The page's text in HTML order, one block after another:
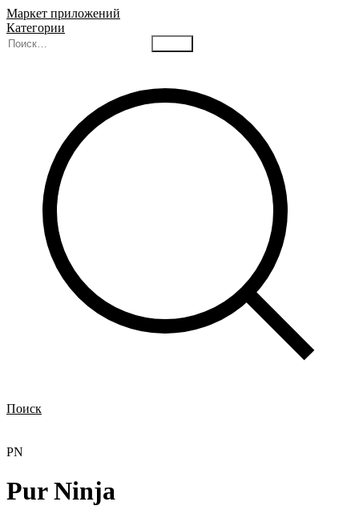
Маркет приложений
Категории
Поиск
PN
Pur Ninja